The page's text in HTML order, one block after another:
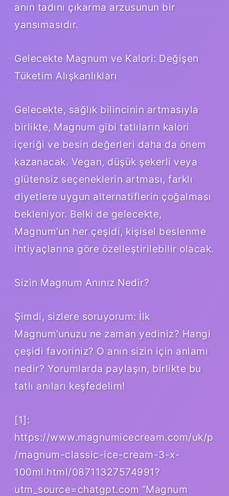
anın tadını çıkarma arzusunun bir
yansımasıdır.
Gelecekte Magnum ve Kalori: Değişen
Tüketim Alışkanlıkları
Gelecekte, sağlık bilincinin artmasıyla
birlikte, Magnum gibi tatlıların kalori
içeriği ve besin değerleri daha da önem
kazanacak. Vegan, düşük şekerli veya
glütensiz seçeneklerin artması, farklı
diyetlere uygun alternatiflerin çoğalması
bekleniyor. Belki de gelecekte,
Magnum’un her çeşidi, kişisel beslenme
ihtiyaçlarına göre özelleştirilebilir olacak.
Sizin Magnum Anınız Nedir?
Şimdi, sizlere soruyorum: İlk
Magnum’unuzu ne zaman yediniz? Hangi
çeşidi favoriniz? O anın sizin için anlamı
nedir? Yorumlarda paylaşın, birlikte bu
tatlı anıları keşfedelim!
[1]:
https://www.magnumicecream.com/uk/p
/magnum-classic-ice-cream-3-x-
100ml.html/08711327574991?
utm_source=chatgpt.com “Magnum